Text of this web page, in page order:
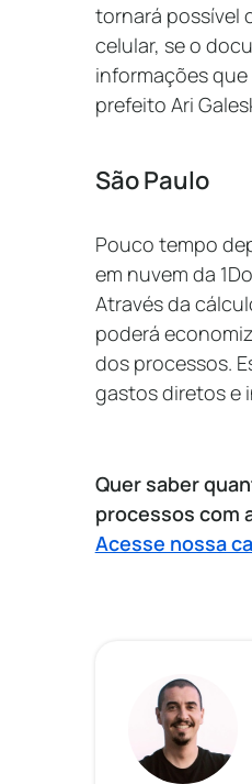
tornará possível
celular, se o
informações
prefeito Ari
São Paulo
Pouco tempo
em nuvem da
Através da
poderá
dos processos.
gastos diretos e
Quer saber
processos com
Acesse nossa